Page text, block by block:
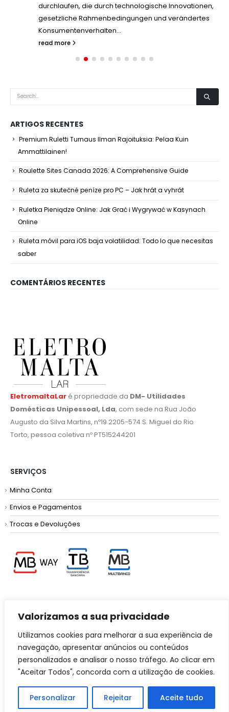
Valorizamos a sua privacidade
Utilizamos cookies para melhorar a sua experiência de
navegação, apresentar anúncios ou conteúdos
personalizados e analisar o nosso tráfego. Ao clicar em
"Aceitar Todos", concorda com a utilização de cookies.
Personalizar Rejeitar Aceite tudo
durchlaufen, die durch technologische Innovationen,
gesetzliche Rahmenbedingungen und verändertes
Konsumentenverhalten...
read more
ARTIGOS RECENTES
Premium Ruletti Turnaus Ilman Rajoituksia: Pelaa Kuin
Ammattilainen!
Roulette Sites Canada 2026: A Comprehensive Guide
Ruleta za skutečné peníze pro PC – Jak hrát a vyhrát
Ruletka Pieniądze Online: Jak Grać i Wygrywać w Kasynach
Online
Ruleta móvil para iOS baja volatilidad: Todo lo que necesitas
saber
COMENTÁRIOS RECENTES
EletromaltaLar é propriedade da DM- Utilidades
Domésticas Unipessoal, Lda, com sede na Rua João
Augusto da Silva Martins, nº19 2205-574 S. Miguel do Rio
Torto, pessoa coletiva nº PT515244201
SERVIÇOS
Minha Conta
Envios e Pagamentos
Trocas e Devoluções
Política de Privacidade
Resolução de Litígios